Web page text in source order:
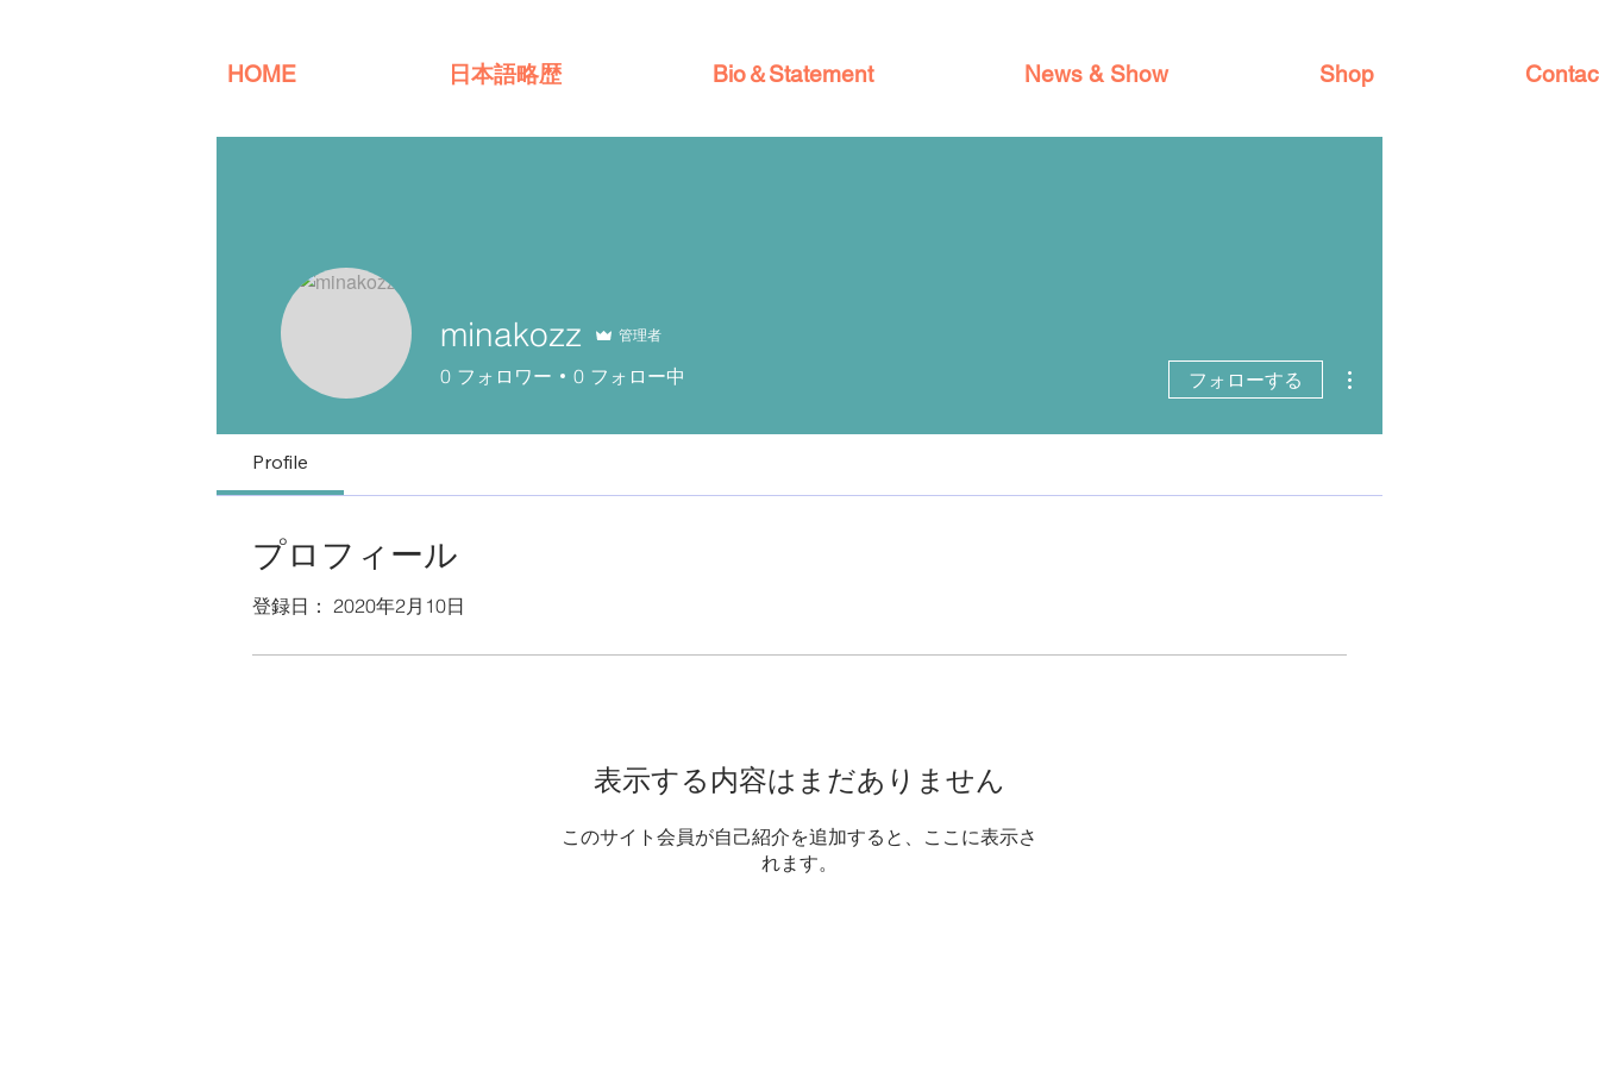
HOME 日本語略歴 Bio＆Statement News & Show Shop
minakozz 管理者
0 フォロワー 0 フォロー中 フォローする
Profile
プロフィール
登録日： 2020年2月10日
表示する内容はまだありません
このサイト会員が自己紹介を追加すると、ここに表示さ
れます。